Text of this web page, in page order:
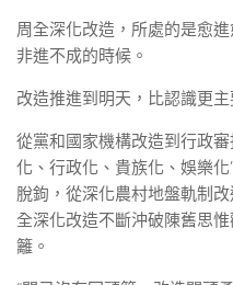
周全深化改造，所處的是愈
非進不成的時候。
改造推進到明天，比認識更主
從黨和國家機構改造到行政
化、行政化、貴族化、娛樂
脫鉤，從深化農村地盤軌制
全深化改造不斷沖破陳舊思
籬。